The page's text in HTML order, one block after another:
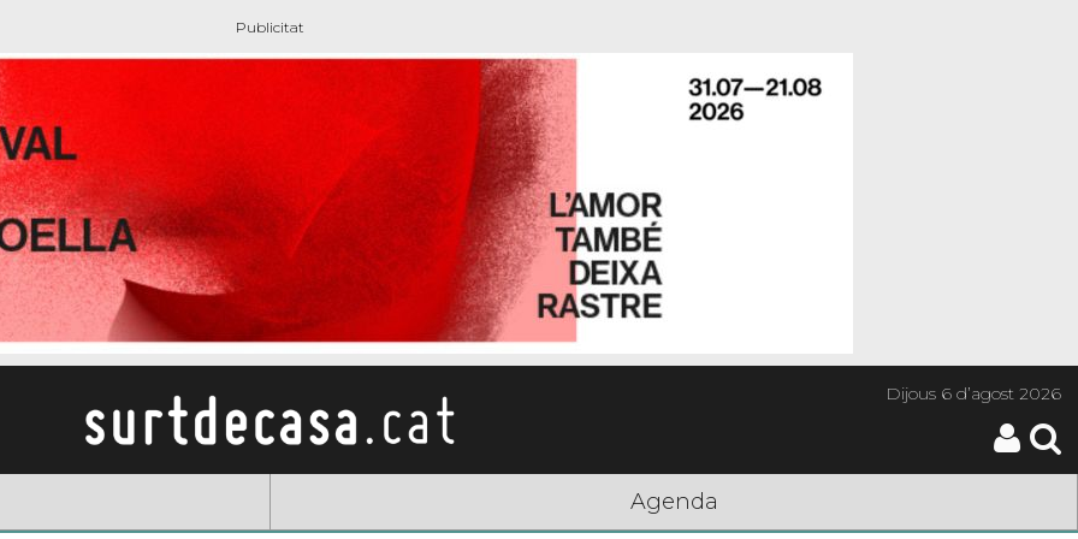
Dijous6 d’agost 2026
Agenda